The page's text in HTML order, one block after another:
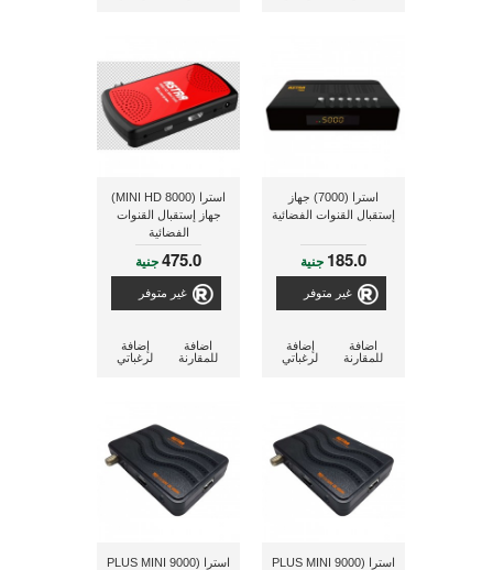
استرا (7000) جهاز
إستقبال القنوات الفضائية
185.0 جنية
غير متوفر
إضافة
لرغباتي
اضافة
للمقارنة
استرا (8000 MINI HD)
جهاز إستقبال القنوات
الفضائية
475.0جنية
غير متوفر
إضافة
لرغباتي
اضافة
للمقارنة
استرا (9000 PLUS MINI
استرا (9000 PLUS MINI